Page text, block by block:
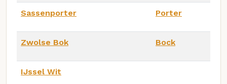
Sassenporter Porter
Zwolse Bok Bock
IJssel Wit